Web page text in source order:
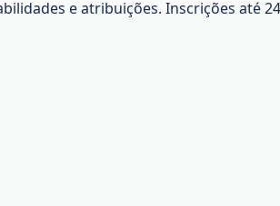
e atribuições. Inscrições até